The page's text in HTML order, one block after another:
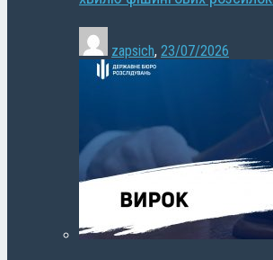
zapsich, 23/07/2026